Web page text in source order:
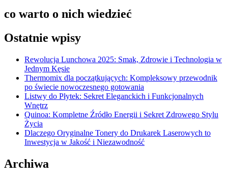
co warto o nich wiedzieć
Ostatnie wpisy
Rewolucja Lunchowa 2025: Smak, Zdrowie i Technologia w
Jednym Kęsie
Thermomix dla początkujących: Kompleksowy przewodnik
po świecie nowoczesnego gotowania
Listwy do Płytek: Sekret Eleganckich i Funkcjonalnych
Wnętrz
Quinoa: Kompletne Źródło Energii i Sekret Zdrowego Stylu
Życia
Dlaczego Oryginalne Tonery do Drukarek Laserowych to
Inwestycja w Jakość i Niezawodność
Archiwa